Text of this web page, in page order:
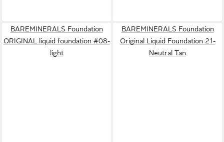
BAREMINERALS Foundation
ORIGINAL liquid foundation #08-
light
BAREMINERALS Foundation
Original Liquid Foundation 21-
Neutral Tan